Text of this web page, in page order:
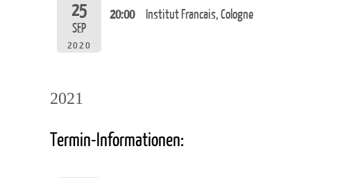
25
SEP
2020
20:00 Institut Francais, Cologne
2021
Termin-Informationen: